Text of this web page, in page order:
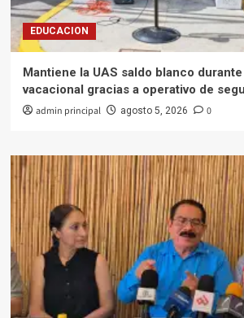
EDUCACION
Mantiene la UAS saldo blanco
vacacional gracias a operativo de
admin principal agosto 5, 2026 0